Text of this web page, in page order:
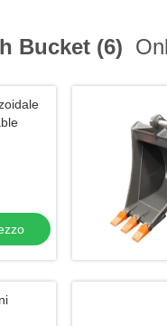
Bucket (6)